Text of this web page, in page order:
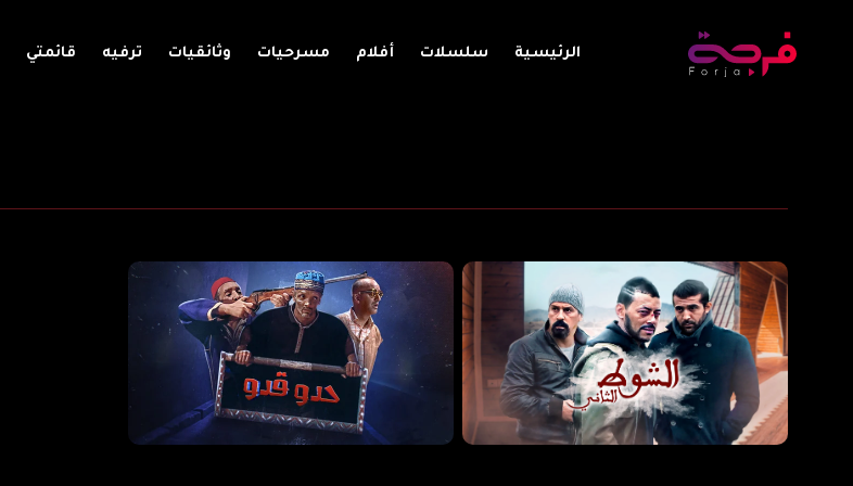
الرئيسية سلسلات أفلام مسرحيات وثائقيات ترفيه قائمتي